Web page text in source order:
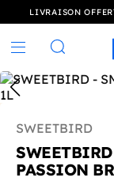
LIVRAISON
SWEETBIRD
PASSION